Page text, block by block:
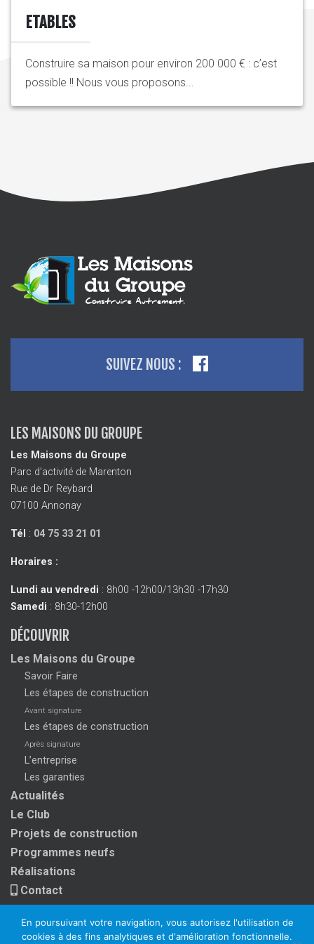
ETABLES
Construire sa maison pour environ 200 000 € : c’est
possible !! Nous vous proposons...
SUIVEZ NOUS :
LES MAISONS DU GROUPE
Les Maisons du Groupe
Parc d’activité de Marenton
Rue de Dr Reybard
07100 Annonay
Tél : 04 75 33 21 01
Horaires :
Lundi au vendredi : 8h00 -12h00/13h30 -17h30
Samedi : 8h30-12h00
DÉCOUVRIR
Les Maisons du Groupe
Savoir Faire
Les étapes de construction
Avant signature
Les étapes de construction
Après signature
L’entreprise
Les garanties
Actualités
Le Club
Projets de construction
Programmes neufs
Réalisations
Contact
En poursuivant votre navigation, vous autorisez l'utilisation de
cookies à des fins analytiques et d'amélioration fonctionnelle.